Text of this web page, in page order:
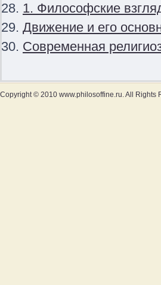
1. Философские
Движение и его
Современная
Copyright © 2010 www.philosoffine.ru. All Rights